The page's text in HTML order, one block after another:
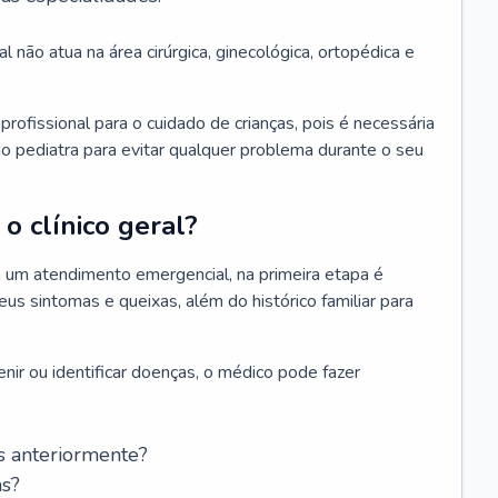
atua na área cirúrgica, ginecológica, ortopédica e
para o cuidado de crianças, pois é necessária
pediatra para evitar qualquer problema durante o seu
clínico geral?
atendimento emergencial, na primeira etapa é
sintomas e queixas, além do histórico familiar para
ou identificar doenças, o médico pode fazer
anteriormente?